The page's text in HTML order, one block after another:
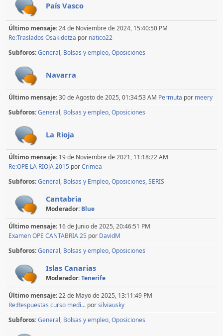
País Vasco
Último mensaje:24 de Noviembre de 2024, 15:40:50 PM
Re:Traslados Osakidetza por natico22
Subforos General Bolsas y empleo Oposiciones
Navarra
Último mensaje:30 de Agosto de 2025, 01:34:53 AM Permuta por meery
Subforos General Bolsas y empleo Oposiciones
La Rioja
Último mensaje: 19 de Noviembre de 2021, 11:18:22 AM
Re:OPE LA RIOJA 2015 porCrimea
Subforos General Bolsas y Empleo Oposiciones SERIS
Cantabria
Moderador: Blue
Último mensaje: 16 de Junio de 2025, 20:46:51 PM
Examen OPE CANTABRIA 25 por DavidM
Subforos General Bolsas y empleo Oposiciones
Islas Canarias
Moderador:Tenerife
Último mensaje:22 de Mayo de 2025, 13:11:49 PM
Re:Respuestas curso medi... porsilviausky
Subforos General Bolsas y empleo Oposiciones